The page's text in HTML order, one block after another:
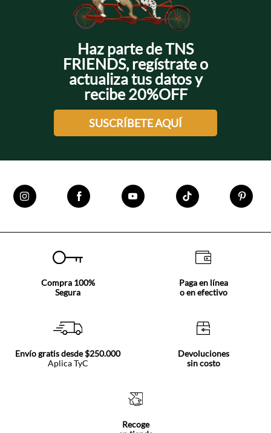
Haz parte de TNS
FRIENDS, regístrate o
actualiza tus datos y
recibe 20%OFF
SUSCRÍBETE AQUÍ
Compra 100%
Segura
Paga en línea
o en efectivo
Envío gratis desde $250.000
Aplica TyC
Devoluciones
sin costo
Recoge